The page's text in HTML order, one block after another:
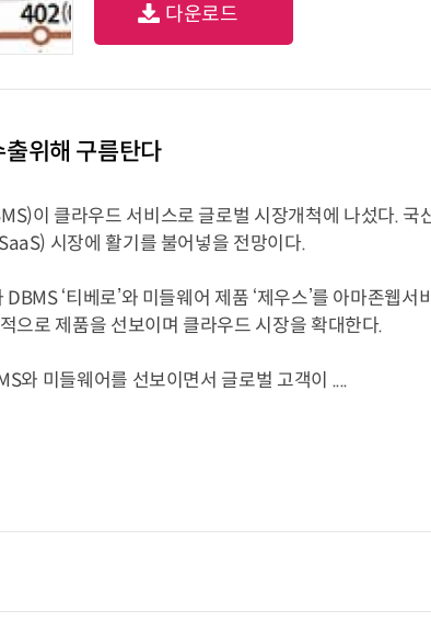
다운로드
위해 구름탄다
이 클라우드 서비스로 글로벌 시장개척에 나섰다. 국
시장에 활기를 불어넣을 전망이다.
‘티베로’와 미들웨어 제품 ‘제우스’를 아마존웹
으로 제품을 선보이며 클라우드 시장을 확대한다.
와 미들웨어를 선보이면서 글로벌 고객이 ....